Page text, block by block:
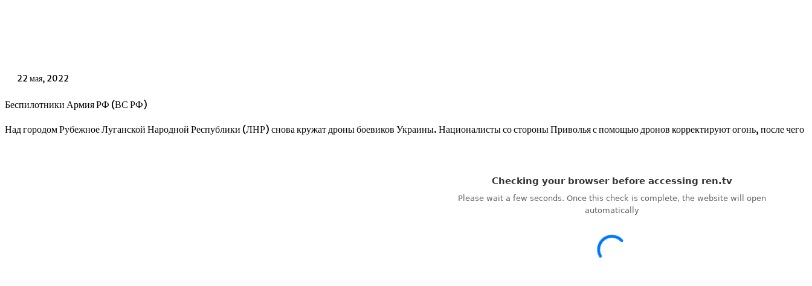
22 мая, 2022
Беспилотники Армия РФ (ВС РФ)
Над городом Рубежное Луганской Народной Республики (ЛНР) снова кружат дроны боевиков Украины. Националисты со стороны Приволья с помощью дронов корректируют огонь, после чего